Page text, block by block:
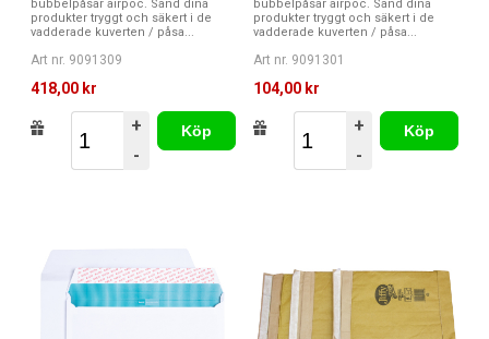
bubbelpåsar airpoc. Sänd dina
produkter tryggt och säkert i de
vadderade kuverten / påsa...
Art nr. 9091309
418,00 kr
+
-
Köp
bubbelpåsar airpoc. Sänd dina
produkter tryggt och säkert i de
vadderade kuverten / påsa...
Art nr. 9091301
104,00 kr
+
-
Köp